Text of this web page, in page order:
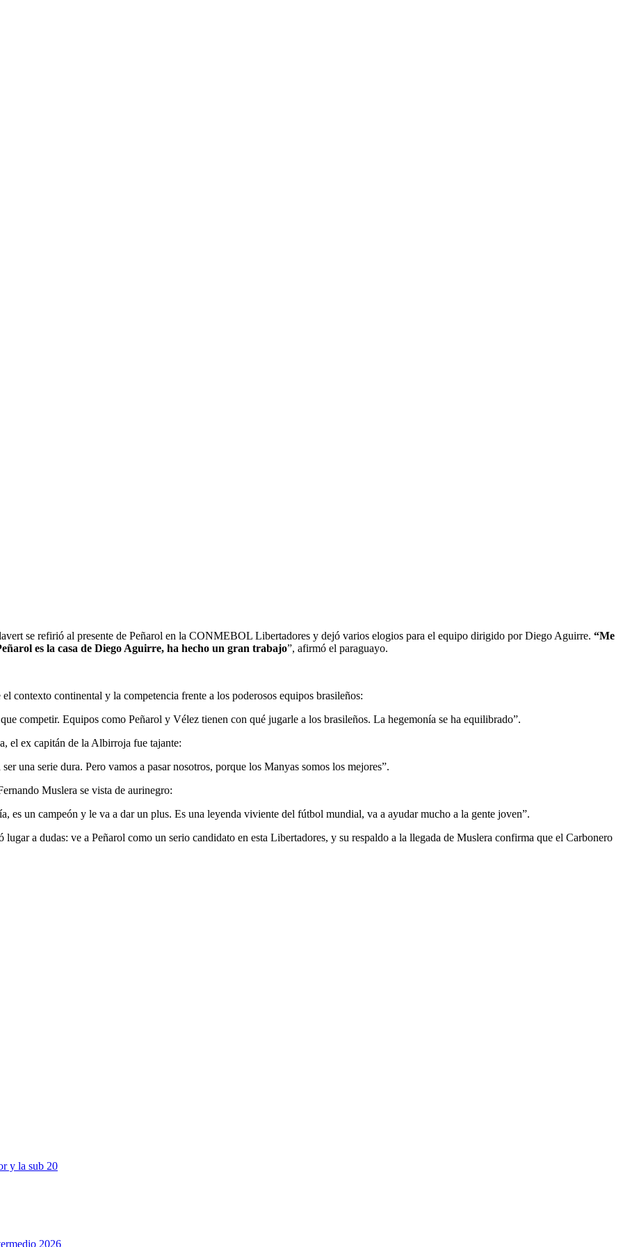
se refirió al presente de Peñarol en la CONMEBOL Libertadores y dejó varios elogios para el equipo dirigido por Diego Aguirre. “Me
es la casa de Diego Aguirre, ha hecho un gran trabajo”, afirmó el paraguayo.
contexto continental y la competencia frente a los poderosos equipos brasileños:
competir. Equipos como Peñarol y Vélez tienen con qué jugarle a los brasileños. La hegemonía se ha equilibrado”.
el ex capitán de la Albirroja fue tajante:
una serie dura. Pero vamos a pasar nosotros, porque los Manyas somos los mejores”.
Muslera se vista de aurinegro:
es un campeón y le va a dar un plus. Es una leyenda viviente del fútbol mundial, va a ayudar mucho a la gente joven”.
a dudas: ve a Peñarol como un serio candidato en esta Libertadores, y su respaldo a la llegada de Muslera confirma que el Carbonero